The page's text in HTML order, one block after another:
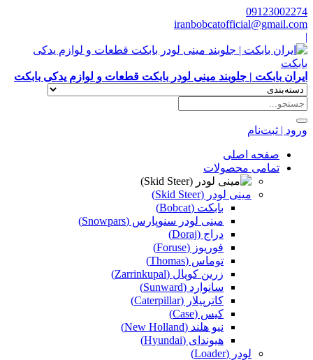
09123002274
iranbobcatofficial@gmail.com
|
ایران بابکت | جلوبند مینی لودر بابکت قطعات و لوازم یدکی بابکت
ورود | ثبت‌نام
صفحه اصلی
تمامی محصولات
مینی لودر (Skid Steer)
بابکت (Bobcat)
مینی لودر سنوپارس (Snowpars)
دراج (Doraj)
فوریوز (Foruse)
توماس (Thomas)
زرین کوپال (Zarrinkupal)
سانوارد (Sunward)
کاترپیلار (Caterpillar)
کیس (Case)
نیو هلند (New Holland)
هیوندای (Hyundai)
لودر (Loader)